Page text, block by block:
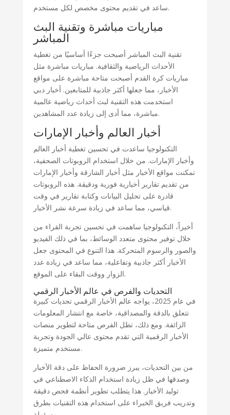
ساعد في تقديم محتوى مخصص لكل مستخدم.
مباريات مباشرة وتقنية البث
المباشر
تقنية البث المباشر أصبحت جزءًا أساسيًا من تغطية
الأحداث الرياضية والثقافية. مباريات مباشرة مثل
مباريات كرة القدم أصبحت متاحة مباشرة على مواقع
الأخبار، مما جعلها أكثر جاذبية للمتابعين. أخبار دبي
استخدمت هذه التقنية لبث أحداث رياضية عالمية
مباشرة، مما أدى إلى زيادة عدد المشاهدين.
أخبار العالم وأخبار الإمارات
التكنولوجيا ساعدت في تحسين تغطية أخبار العالم
وأخبار الإمارات. من خلال استخدام الروبوتات الصحفية،
تمكنت مواقع الأخبار مثل أخبار الشارقة وأخبار الإمارات
من تقديم تقارير أخبارية فورية ودقيقة. هذه الروبوتات
قادرة على تحليل البيانات وكتابة تقارير في وقت
قياسي، مما ساعد في زيادة سرعة نشر الأخبار.
أخيراً، التكنولوجيا ساهمت في تحسين تجربة القراء من
خلال توفير محتوى متعدد الوسائط، بما في ذلك الفيديو
والصور والرسوم المتحركة. هذا التنوع في المحتوى جعل
الأخبار أكثر جاذبية وتفاعلية، مما ساعد في زيادة عدد
الزوار ووقت البقاء على الموقع.
التحديات والفرص في عالم الأخبار الرقمي
في عام 2025، يواجه عالم الأخبار الرقمي تحديات كبيرة
تتعلق بالدقة والمصداقية، خاصة مع انتشار المعلومات
الزائفة. ومع ذلك، تظل الفرص متاحة لتطوير منصات
الأخبار الرقمية التي تقدم محتوى عالي الجودة وتجربة
مستخدم متميزة.
من بين التحديات، يبرز ضرورة الحفاظ على دقة الأخبار
وصدقها في ظل زيادة استخدام الذكاء الاصطناعي في
توليد الأخبار. هذا يتطلب تطوير أنظمة فحص دقيقة
وتدريب فريق الخبراء على استخدام هذه التقنيات بطرق